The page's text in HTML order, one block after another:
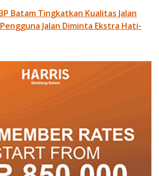
Batam Tingkatkan Kualitas Jalan
Jalan Diminta Ekstra Hati-